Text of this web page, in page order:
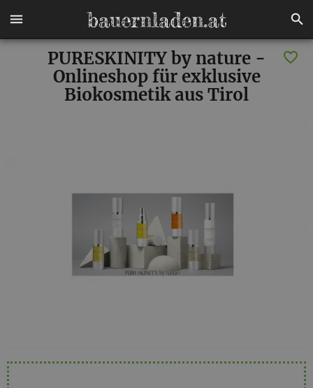
PURESKINITY by nature -
Onlineshop für exklusive
Biokosmetik aus Tirol